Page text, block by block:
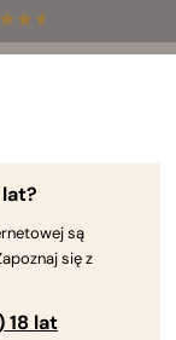
są
się z
18 lat